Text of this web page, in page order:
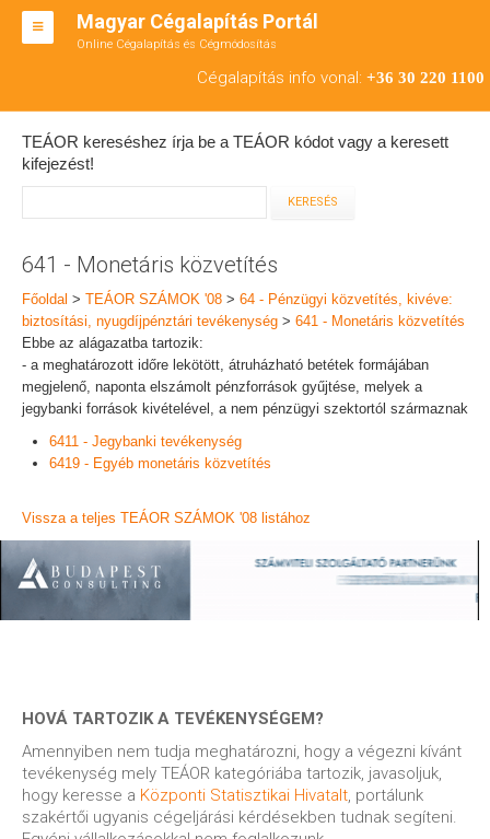
Magyar Cégalapítás Portál
Online Cégalapítás és Cégmódosítás
Cégalapítás info vonal: +36 30 220 1100
BT ALAPÍTÁS
RT ALAPÍTÁS
TEÁOR SZÁMOK '08
ENGEDÉLYKÖTELES
KAPCSOLAT
TEÁOR kereséshez írja be a TEÁOR kódot vagy a keresett
kifejezést!
641 - Monetáris közvetítés
Főoldal > TEÁOR SZÁMOK '08 > 64 - Pénzügyi közvetítés, kivéve:
biztosítási, nyugdíjpénztári tevékenység > 641 - Monetáris közvetítés
Ebbe az alágazatba tartozik:
- a meghatározott időre lekötött, átruházható betétek formájában
megjelenő, naponta elszámolt pénzforrások gyűjtése, melyek a
jegybanki források kivételével, a nem pénzügyi szektortól származnak
6411 - Jegybanki tevékenység
6419 - Egyéb monetáris közvetítés
Vissza a teljes TEÁOR SZÁMOK '08 listához
HOVÁ TARTOZIK A TEVÉKENYSÉGEM?
Amennyiben nem tudja meghatározni, hogy a végezni kívánt
tevékenység mely TEÁOR kategóriába tartozik, javasoljuk,
hogy keresse a Központi Statisztikai Hivatalt , portálunk
szakértői ugyanis cégeljárási kérdésekben tudnak segíteni.